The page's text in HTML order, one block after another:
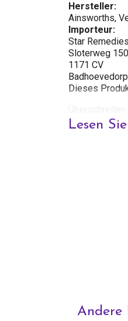
Hersteller:
Ainsworths,
Importeur:
Star
Sloterweg 150
1171 CV
Badhoevedorp
Dieses
Eine
Lesen
Andere